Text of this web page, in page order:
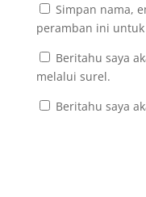
Simpan nama,
peramban ini
Beritahu saya
melalui surel.
Beritahu saya